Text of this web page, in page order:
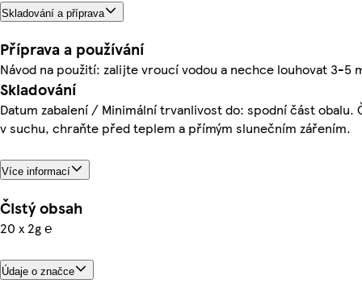
Skladování a příprava
Příprava a používání
Návod na použití: zalijte vroucí vodou a nechce louhovat 3-5
Skladování
Datum zabalení / Minimální trvanlivost do: spodní část obalu.
v suchu, chraňte před teplem a přímým slunečním zářením.
Více informací
Čistý obsah
20 x 2g ℮
Údaje o značce